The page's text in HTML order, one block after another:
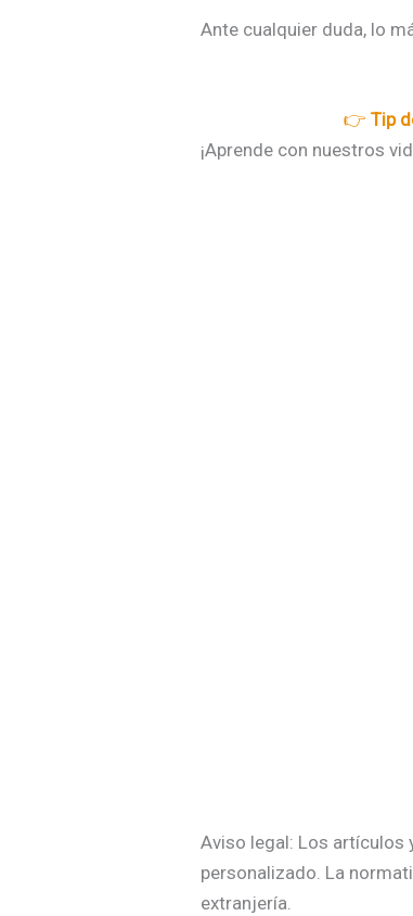
Ante cualquier duda, lo
👉 Tip
¡Aprende con nuestros
Aviso legal: Los
personalizado. La
extranjería.